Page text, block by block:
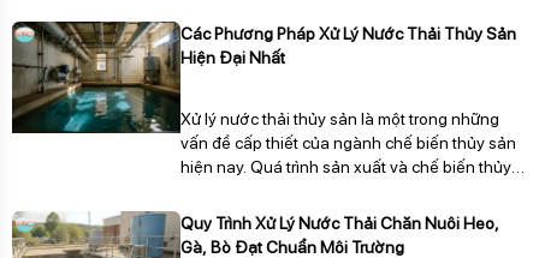
theo định hướng kinh tế tuần hoàn và phát
triển xanh đang trở thành yêu cầu cấp thiết đối
Các Phương Pháp Xử Lý Nước Thải Thủy Sản
Hiện Đại Nhất
Xử lý nước thải thủy sản là một trong những
vấn đề cấp thiết của ngành chế biến thủy sản
hiện nay. Quá trình sản xuất và chế biến thủy
chất hữu cơ, dầu mỡ, protein và vi sinh vật gây
hại. Nếu không được xử lý đúng cách, nguồn
Quy Trình Xử Lý Nước Thải Chăn Nuôi Heo,
Gà, Bò Đạt Chuẩn Môi Trường